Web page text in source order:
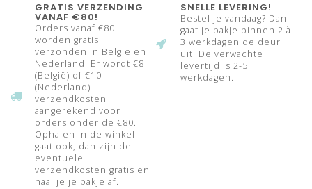
GRATIS VERZENDING
VANAF €80!
Orders vanaf €80
worden gratis
verzonden in België en
Nederland! Er wordt €8
(België) of €10
(Nederland)
verzendkosten
aangerekend voor
orders onder de €80.
Ophalen in de winkel
gaat ook, dan zijn de
eventuele
verzendkosten gratis en
haal je je pakje af.
SNELLE LEVERING!
Bestel je vandaag? Dan
gaat je pakje binnen 2 à
3 werkdagen de deur
uit! De verwachte
levertijd is 2-5
werkdagen.